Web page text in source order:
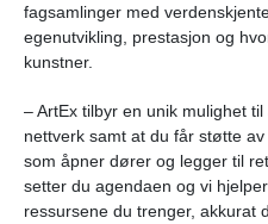
fagsamlinger med
egenutvikling, prestasjon og
kunstner.
– ArtEx tilbyr en unik mulighet
nettverk samt at du får støtte
som åpner dører og legger til
setter du agendaen og vi
ressursene du trenger, akkurat